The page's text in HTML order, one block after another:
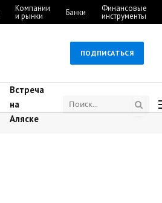
Компании
и рынки Банки Финансовые
инструменты
ПОДПИСАТЬСЯ
Встреча
на
Аляске